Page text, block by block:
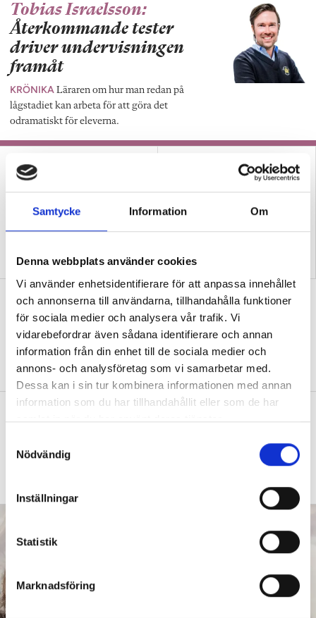
Samtycke Information Om
Denna webbplats använder cookies
Vi använder enhetsidentifierare för att anpassa innehållet
och annonserna till användarna, tillhandahålla funktioner
för sociala medier och analysera vår trafik. Vi
vidarebefordrar även sådana identifierare och annan
information från din enhet till de sociala medier och
annons- och analysföretag som vi samarbetar med.
Dessa kan i sin tur kombinera informationen med annan
information som du har tillhandahållit eller som de har
samlat in när du har använt deras tjänster.
y
s
v
a
Nödvändig
Inställningar
Statistik
Marknadsföring
Tobias Israelsson:
Återkommande tester
driver undervisningen
framåt
KRÖNIKA Läraren om hur man redan på
lågstadiet kan arbeta för att göra det
odramatiskt för eleverna.
läsningen ny mening
använder bildstöd
Därför väcker skrivuppgifter motvilja
hos elever
FORSKNING
eftersom de då inte heller lär sig så mycket.
SPRÅKSVEKET